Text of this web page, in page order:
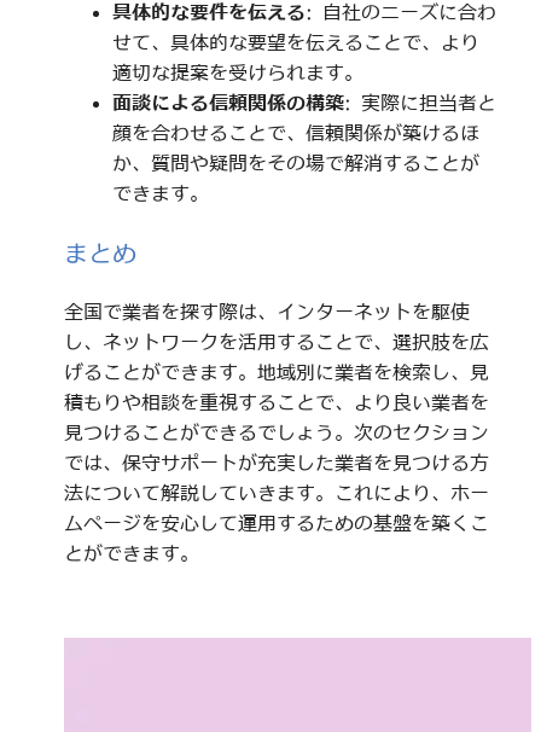
具体的な要件を伝える: 自社のニーズに合わ
せて、具体的な要望を伝えることで、より
適切な提案を受けられます。
面談による信頼関係の構築: 実際に担当者と
顔を合わせることで、信頼関係が築けるほ
か、質問や疑問をその場で解消することが
できます。
まとめ
全国で業者を探す際は、インターネットを駆使
し、ネットワークを活用することで、選択肢を広
げることができます。地域別に業者を検索し、見
積もりや相談を重視することで、より良い業者を
見つけることができるでしょう。次のセクション
では、保守サポートが充実した業者を見つける方
法について解説していきます。これにより、ホー
ムページを安心して運用するための基盤を築くこ
とができます。